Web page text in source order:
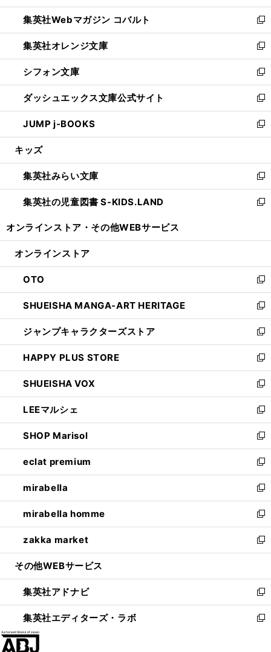
開
く
ウ
で
開
く
ン
ド
ウ
で
開
く
ウ
ィ
ン
ド
ウ
で
開
く
集英社Webマガジン コバルト
新
し
い
ウ
ィ
ン
ド
ウ
で
開
集英社オレンジ文庫
新
し
い
ウ
ィ
ン
ド
ウ
開
く
シフォン文庫
新
し
い
ウ
ィ
ン
ウ
で
開
く
ダッシュエックス文庫公式サイト
新
し
い
ウ
ン
ド
ウ
で
JUMP j-BOOKS
新
し
ウ
ィ
ン
ド
開
キッズ
集英社みらい文庫
新
し
い
ン
ウ
で
開
く
集英社の児童図書 S-KIDS.LAND
新
ウ
ン
ド
ウ
で
開
く
オンラインストア・ その他WEBサービス
オンラインストア
OTO
新
し
い
ウ
ィ
ン
ド
ウ
で
開
く
SHUEISHA MANGA-ART HERITAGE
新
し
い
ウ
ィ
ン
ド
ウ
で
開
く
ジャンプキャラクターズストア
新
し
い
ウ
ィ
ン
ド
ウ
で
開
く
HAPPY PLUS STORE
新
し
い
ウ
ィ
ン
ド
ウ
で
開
く
SHUEISHA VOX
新
し
い
ウ
ィ
ン
ド
ウ
で
開
く
LEEマルシェ
新
し
い
ウ
ィ
ン
ド
ウ
で
開
く
SHOP Marisol
新
し
い
ウ
ィ
ン
ド
ウ
で
開
eclat premium
新
し
い
ウ
ィ
ン
ド
ウ
開
く
mirabella
新
し
い
ウ
ィ
ン
ウ
で
開
く
mirabella homme
新
し
い
ウ
ン
ド
ウ
で
zakka market
新
し
ウ
ィ
ン
ド
その他WEBサービス
集英社アドナビ
新
し
い
集英社エディターズ・ラボ
新